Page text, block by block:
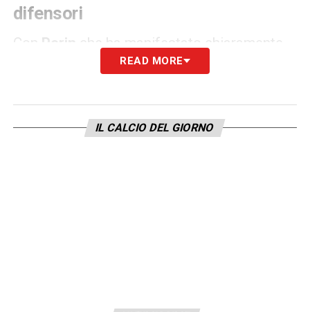
difensori
Con Perin
che ha manifestato chiaramente
la sua intenzione di lasciare il club,
affidabile, pronta a supportareDi
Gregorioma senza creare scompiglio nella
READ MORE
IL CALCIO DEL GIORNO